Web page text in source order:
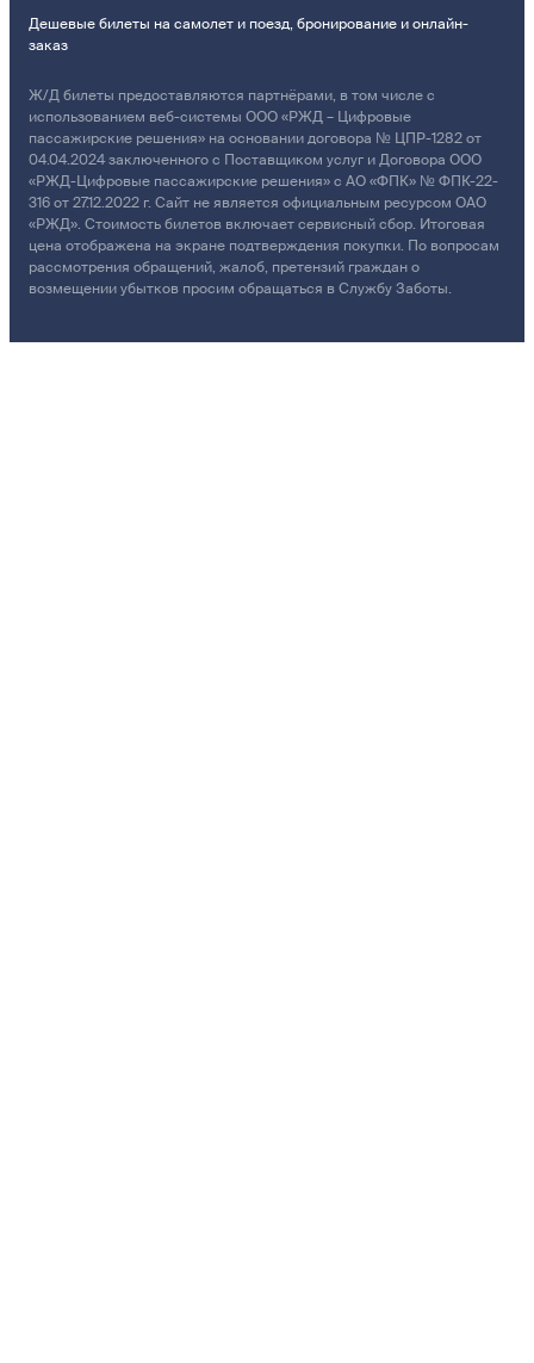
Дешевые билеты на самолет и поезд, бронирование и онлайн-
заказ
Ж/Д билеты предоставляются партнёрами, в том числе с
использованием веб-системы ООО «РЖД – Цифровые
пассажирские решения» на основании договора № ЦПР-1282 от
04.04.2024 заключенного с Поставщиком услуг и Договора ООО
«РЖД-Цифровые пассажирские решения» с АО «ФПК» № ФПК-22-
316 от 27.12.2022 г. Сайт не является официальным ресурсом ОАО
«РЖД». Стоимость билетов включает сервисный сбор. Итоговая
цена отображена на экране подтверждения покупки. По вопросам
рассмотрения обращений, жалоб, претензий граждан о
возмещении убытков просим обращаться в Службу Заботы.